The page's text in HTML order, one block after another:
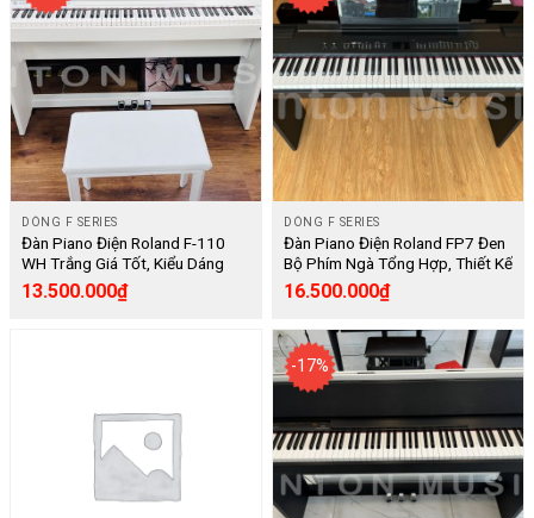
DÒNG F SERIES
Đàn Piano Điện Roland F-110
WH Trắng Giá Tốt, Kiểu Dáng
Nhỏ Gọn, Nguyên Zin, Âm Thanh
Hay Êm, Nắp Đóng Đàn Gấp, 88
13.500.000₫
DÒNG F SERIES
Đàn Piano Điện Roland FP7 Đen
Bộ Phím Ngà Tổng Hợp, Thiết Kế
Gọn Nhẹ, Tháo Lắp Được Chân
Đàn – [Digital]
16.500.000₫
-17%